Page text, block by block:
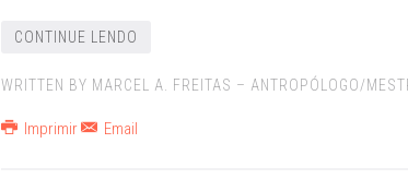
CONTINUE LENDO
WRITTEN BY MARCEL A. FREITAS – ANTROPÓLOGO/
Imprimir Email